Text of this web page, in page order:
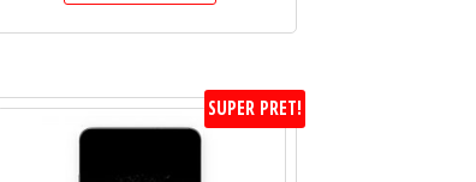
SUPER PRET!